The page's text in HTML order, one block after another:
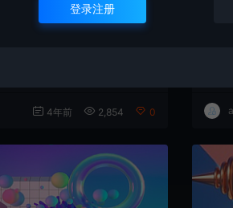
4年前 2,854 0
登录注册